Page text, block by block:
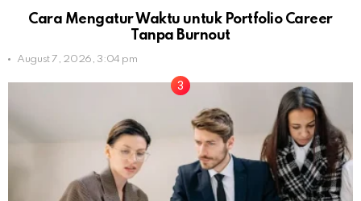
Cara Mengatur Waktu untuk Portfolio Career
Tanpa Burnout
August 7, 2026, 3:04 pm